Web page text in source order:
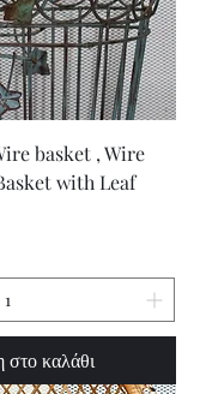
basket , Wire
with Leaf
καλάθι